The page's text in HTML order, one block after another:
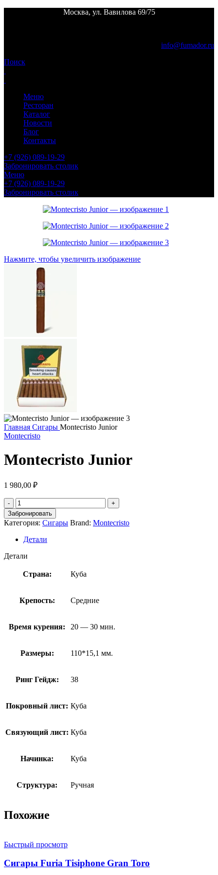
Москва, ул. Вавилова 69/75
info@fumador.ru
Поиск
Меню
Ресторан
Каталог
Новости
Блог
Контакты
+7 (926) 089-19-29
Забронировать столик
Меню
+7 (926) 089-19-29
Забронировать столик
Нажмите, чтобы увеличить изображение
Главная Сигары Montecristo Junior
Montecristo
Montecristo Junior
1 980,00 ₽
Забронировать
Категория: Сигары Brand: Montecristo
Детали
Детали
Страна: Куба
Крепость: Средние
Время курения: 20 — 30 мин.
Размеры: 110*15,1 мм.
Ринг Гейдж: 38
Покровный лист: Куба
Связующий лист: Куба
Начинка: Куба
Структура: Ручная
Похожие
Быстрый просмотр
Сигары Furia Tisiphone Gran Toro